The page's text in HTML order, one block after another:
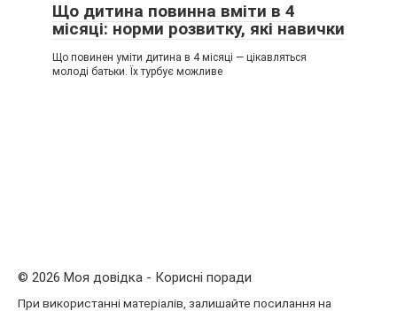
Що дитина повинна вміти в 4
місяці: норми розвитку, які навички
Що повинен уміти дитина в 4 місяці — цікавляться
молоді батьки. Їх турбує можливе
© 2026 Моя довідка - Корисні поради
При використанні матеріалів, залишайте посилання на